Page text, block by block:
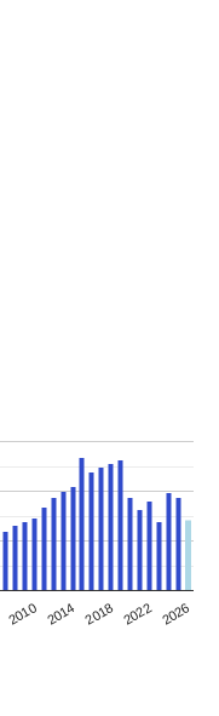
2010 2014 2018 2022 2026